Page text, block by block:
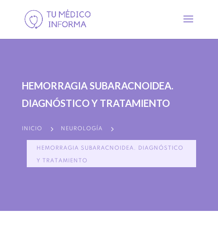
HEMORRAGIA SUBARACNOIDEA.
DIAGNÓSTICO Y TRATAMIENTO
INICIO 5 NEUROLOGÍA 5
HEMORRAGIA SUBARACNOIDEA. DIAGNÓSTICO
Y TRATAMIENTO